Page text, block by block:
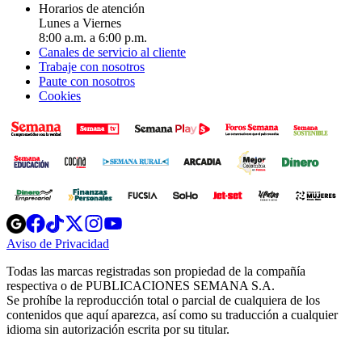
Horarios de atención
Lunes a Viernes
8:00 a.m. a 6:00 p.m.
Canales de servicio al cliente
Trabaje con nosotros
Paute con nosotros
Cookies
Opens
in
new
Opens
in
new
Opens
in
new
window
Opens
new
windowwindow
Aviso de Privacidad
new
window
Todas las marcas registradas son propiedad de la compañía
respectiva o de PUBLICACIONES SEMANA S.A.
Se prohíbe la reproducción total o parcial de cualquiera de los
contenidos que aquí aparezca, así como su traducción a cualquier
idioma sin autorización escrita por su titular.